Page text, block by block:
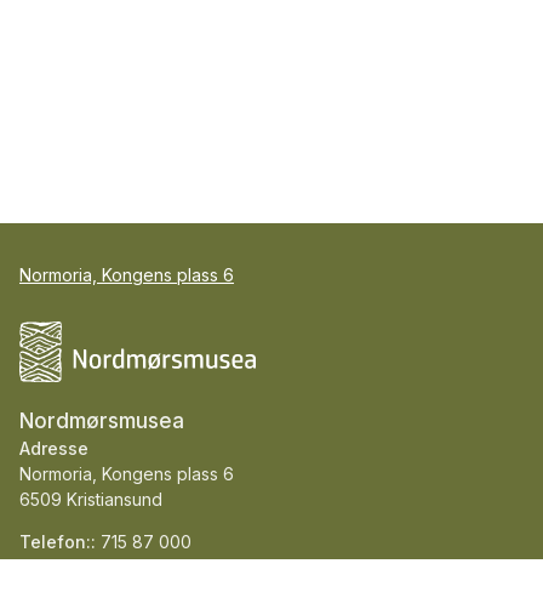
Normoria, Kongens plass 6
Nordmørsmusea
Adresse
Normoria, Kongens plass 6
6509 Kristiansund
Telefon:: 715 87 000